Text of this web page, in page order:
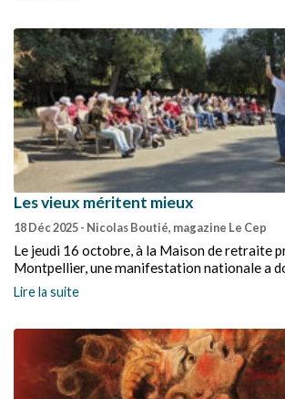
Les vieux méritent mieux
18 Déc 2025- Nicolas Boutié, magazine Le Cep
Le jeudi 16 octobre, à la Maison de retraite
Montpellier, une manifestation nationale a
après-midi d’engagements.
Lire la suite